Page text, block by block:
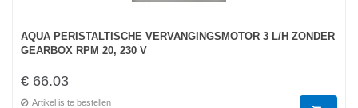
AQUA PERISTALTISCHE VERVANGINGSMOTOR 3 L/H ZONDER
GEARBOX RPM 20, 230 V
€ 66.03
Artikel is te bestellen